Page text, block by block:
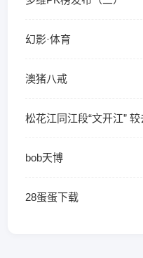
幻影·体育
澳猪八戒
松花江同江段“文开江”
bob天博
28蛋蛋下载